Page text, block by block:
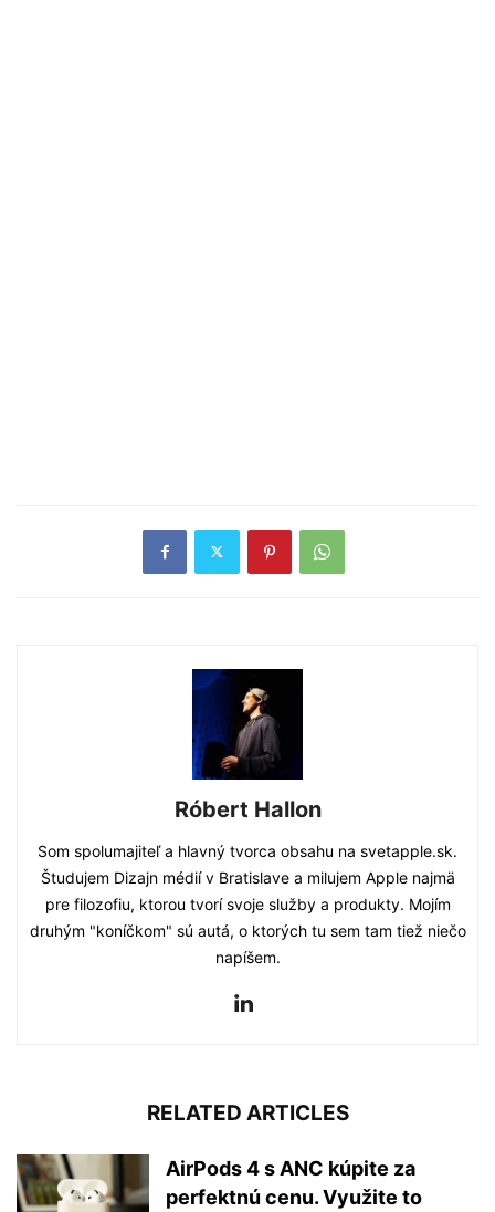
Róbert Hallon
Som spolumajiteľ a hlavný tvorca obsahu na svetapple.sk.
Študujem Dizajn médií v Bratislave a milujem Apple najmä
pre filozofiu, ktorou tvorí svoje služby a produkty. Mojím
druhým "koníčkom" sú autá, o ktorých tu sem tam tiež niečo
napíšem.
RELATED ARTICLES
AirPods 4 s ANC kúpite za
perfektnú cenu. Využite to